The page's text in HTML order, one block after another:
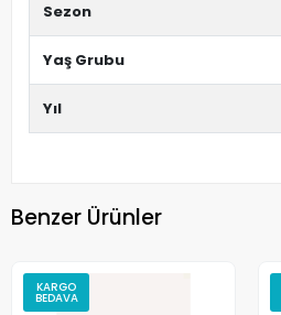
Sezon
Yaş Grubu
Yıl
Benzer Ürünler
KARGO
BEDAVA